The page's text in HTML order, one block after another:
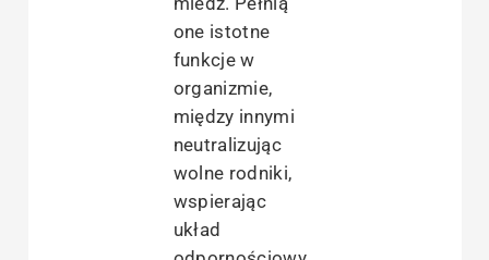
one istotne
funkcje w
organizmie,
między innymi
neutralizując
wolne rodniki,
wspierając
układ